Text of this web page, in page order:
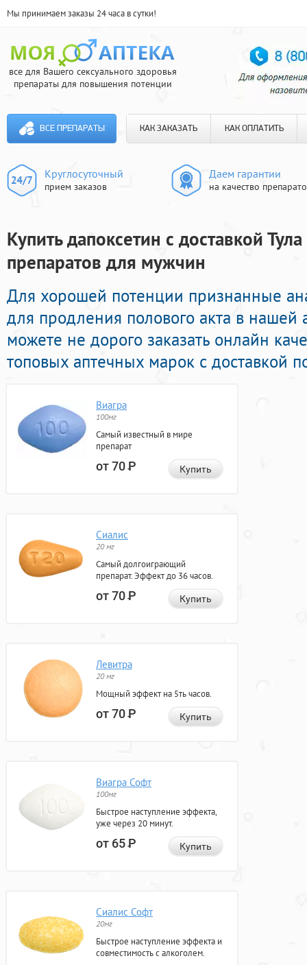
Мы принимаем заказы 24 часа в сутки!
все для Вашего сексуального здоровья
препараты для повышения потенции
ВСЕ ПРЕПАРАТЫ КАК ЗАКАЗАТЬ КАК ОПЛАТИТЬ
Круглосуточный
прием заказов
Даем гарантии
на качество
Купить дапоксетин с доставкой
препаратов для мужчин
Для хорошей потенции признанные
для продления полового акта в нашей
можете не дорого заказать онлайн
топовых аптечных марок с доставкой
Виагра
100мг
Самый известный в мире
препарат
от 70Р Купить
Сиалис
20 мг
Самый долгоиграющий
препарат. Эффект до 36 часов.
от 70Р Купить
Левитра
20 мг
Мощный эффект на 5ть часов.
от 70Р Купить
Виагра Софт
100мг
Быстрое наступление эффекта,
уже через 20 минут.
от 65Р Купить
Сиалис Софт
20мг
Быстрое наступление эффекта и
совместимость с алкоголем.